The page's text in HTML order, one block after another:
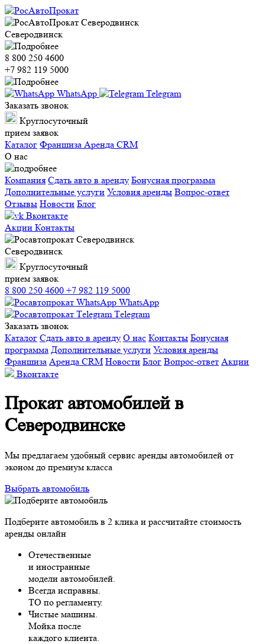
Северодвинск
8 800 250 4600
+7 982 119 5000
WhatsApp
Telegram
Заказать звонок
Круглосуточный
прием заявок
Каталог Франшиза Аренда CRM
О нас
Компания Сдать авто в аренду Бонусная программа
Дополнительные услуги Условия аренды Вопрос-ответ
Отзывы Новости Блог
Вконтакте
Акции Контакты
Северодвинск
Круглосуточный
прием заявок
8 800 250 4600 +7 982 119 5000
WhatsApp
Тelegram
Заказать звонок
Каталог Сдать авто в аренду О нас Контакты Бонусная
программа Дополнительные услуги Условия аренды
Франшиза Аренда CRM Новости Блог Вопрос-ответ Акции
Вконтакте
Прокат автомобилей в
Северодвинске
Мы предлагаем удобный сервис аренды автомобилей от
эконом до премиум класса
Выбрать автомобиль
Подберите автомобиль в 2 клика и рассчитайте стоимость
аренды онлайн
Отечественные
и иностранные
модели автомобилей.
Всегда исправны.
ТО по регламенту.
Чистые машины.
Мойка после
каждого клиента.